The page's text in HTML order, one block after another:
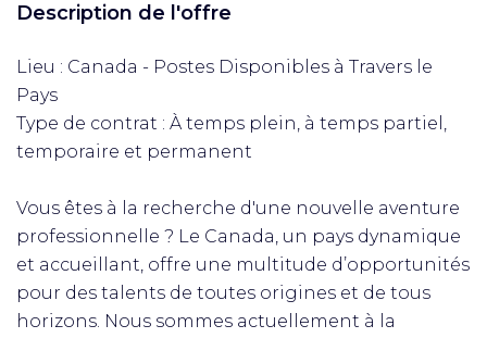
Description de l'offre
Lieu : Canada - Postes Disponibles à Travers le
Pays
Type de contrat : À temps plein, à temps partiel,
temporaire et permanent
Vous êtes à la recherche d'une nouvelle aventure
professionnelle ? Le Canada, un pays dynamique
et accueillant, offre une multitude d’opportunités
pour des talents de toutes origines et de tous
horizons. Nous sommes actuellement à la